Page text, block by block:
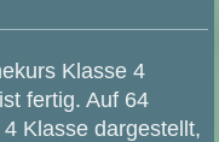
Klasse 4
fertig. Auf 64
Klasse dargestellt,